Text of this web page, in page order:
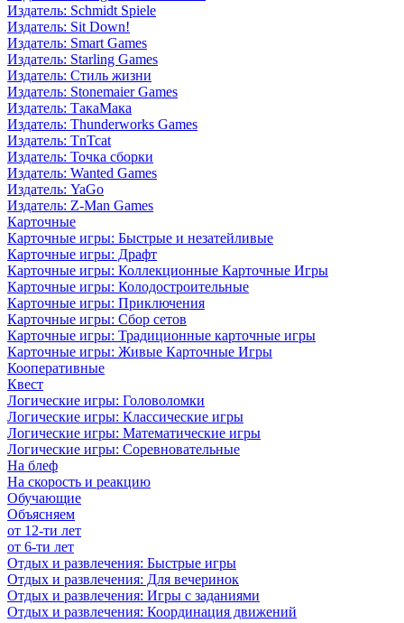
Издатель: Schmidt Spiele
Издатель: Sit Down!
Издатель: Smart Games
Издатель: Starling Games
Издатель: Стиль жизни
Издатель: Stonemaier Games
Издатель: ТакаМака
Издатель: Thunderworks Games
Издатель: TnTcat
Издатель: Точка сборки
Издатель: Wanted Games
Издатель: YaGo
Издатель: Z-Man Games
Карточные
Карточные игры: Быстрые и незатейливые
Карточные игры: Драфт
Карточные игры: Коллекционные Карточные Игры
Карточные игры: Колодостроительные
Карточные игры: Приключения
Карточные игры: Сбор сетов
Карточные игры: Традиционные карточные игры
Карточные игры: Живые Карточные Игры
Кооперативные
Квест
Логические игры: Головоломки
Логические игры: Классические игры
Логические игры: Математические игры
Логические игры: Соревновательные
На блеф
На скорость и реакцию
Обучающие
Объясняем
от 12-ти лет
от 6-ти лет
Отдых и развлечения: Быстрые игры
Отдых и развлечения: Для вечеринок
Отдых и развлечения: Игры с заданиями
Отдых и развлечения: Координация движений